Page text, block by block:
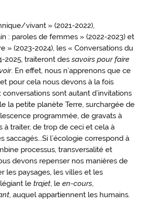
vivant » (2021-2022),
: paroles de femmes » (2022-2023) et
» (2023-2024), les « Conversations du
2025, traiteront dessavoirs pour faire
. En effet, nous n’apprenons que ce
pour cela nous devons à la fois
conversations sont autant d’invitations
la petite planète Terre, surchargée de
programmée, de gravats à
à traiter, de trop de ceci et cela à
saccagés...Si l’écologie correspond à
processus, transversalité et
devons repenser nos manières de
les paysages, les villes et les
le trajet, le en-cours,
, auquel appartiennent les humains.